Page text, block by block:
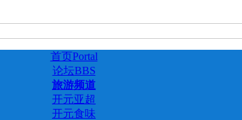
首页Portal
论坛BBS
旅游频道
开元亚超
开元食味